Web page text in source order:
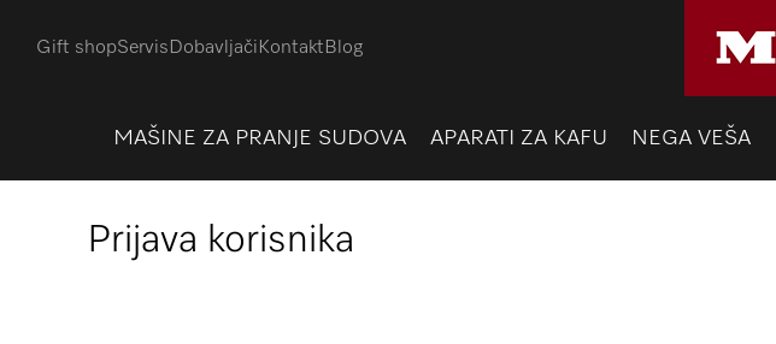
Gift shopServis Dobavljači Kontakt Blog
MAŠINE ZA PRANJE SUDOVA APARATI ZA KAFU NEGA VEŠA
Prijava korisnika